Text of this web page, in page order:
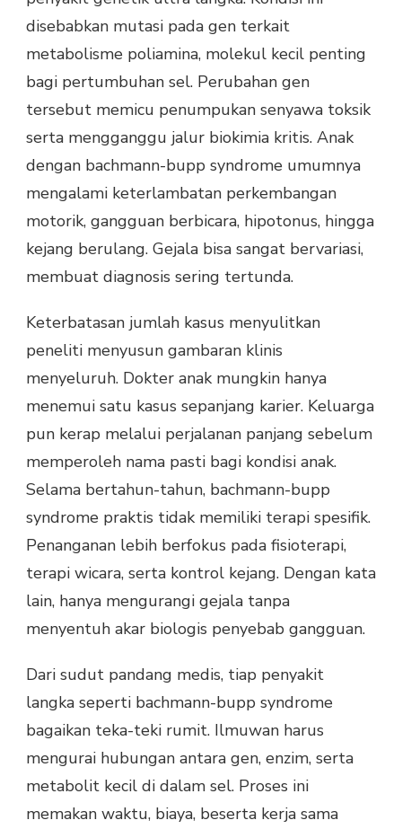
disebabkan mutasi pada gen terkait
metabolisme poliamina, molekul kecil penting
bagi pertumbuhan sel. Perubahan gen
tersebut memicu penumpukan senyawa toksik
serta mengganggu jalur biokimia kritis. Anak
dengan bachmann-bupp syndrome umumnya
mengalami keterlambatan perkembangan
motorik, gangguan berbicara, hipotonus, hingga
kejang berulang. Gejala bisa sangat bervariasi,
membuat diagnosis sering tertunda.
Keterbatasan jumlah kasus menyulitkan
peneliti menyusun gambaran klinis
menyeluruh. Dokter anak mungkin hanya
menemui satu kasus sepanjang karier. Keluarga
pun kerap melalui perjalanan panjang sebelum
memperoleh nama pasti bagi kondisi anak.
Selama bertahun-tahun, bachmann-bupp
syndrome praktis tidak memiliki terapi spesifik.
Penanganan lebih berfokus pada fisioterapi,
terapi wicara, serta kontrol kejang. Dengan kata
lain, hanya mengurangi gejala tanpa
menyentuh akar biologis penyebab gangguan.
Dari sudut pandang medis, tiap penyakit
langka seperti bachmann-bupp syndrome
bagaikan teka-teki rumit. Ilmuwan harus
mengurai hubungan antara gen, enzim, serta
metabolit kecil di dalam sel. Proses ini
memakan waktu, biaya, beserta kerja sama